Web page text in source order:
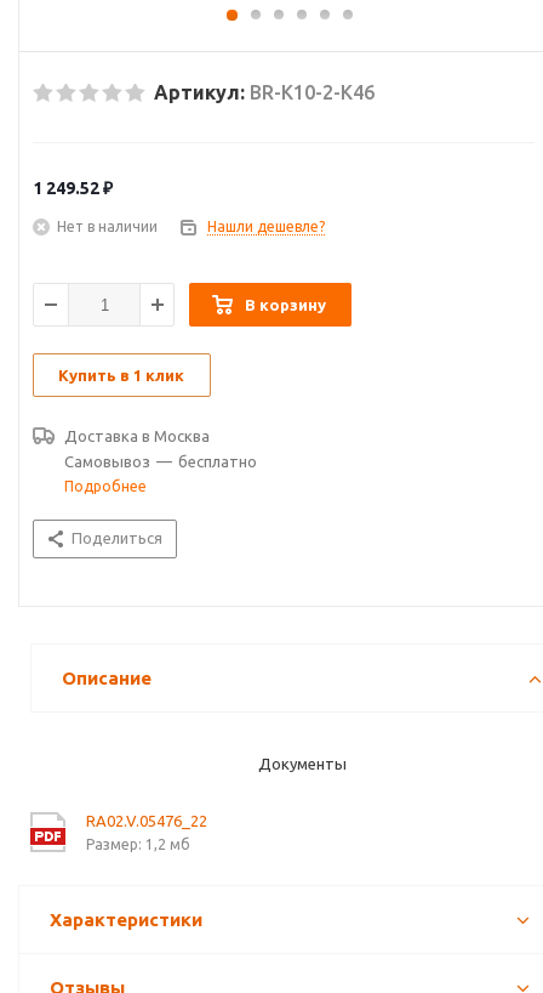
Артикул: BR-K10-2-K46
1 249.52₽
Нет в наличии Нашли дешевле?
В корзину
Купить в 1 клик
Доставка в Москва
Самовывоз — бесплатно
Подробнее
Поделиться
Описание
Документы
RA02.V.05476_22
Размер: 1,2 мб
Характеристики
Отзывы